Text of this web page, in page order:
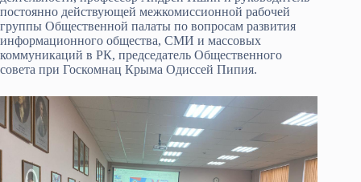
постоянно действующей межкомиссионной рабочей
группы Общественной палаты по вопросам развития
информационного общества, СМИ и массовых
коммуникаций в РК, председатель Общественного
совета при Госкомнац Крыма Одиссей Пипия.